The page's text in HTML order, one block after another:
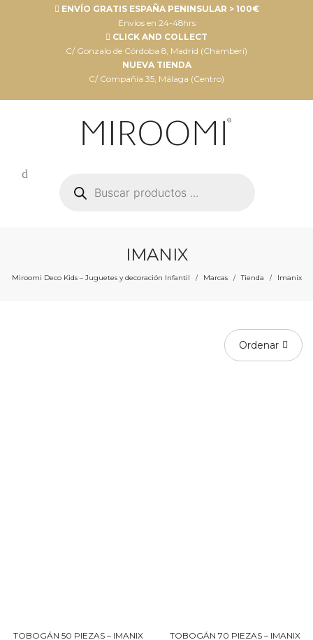
ENVÍO GRATIS ESPAÑA PENINSULAR > 100€
Envíos en 24-48hrs
CLICK AND COLLECT
C/ Gonzalo de Córdoba 8, Madrid (Chamberí)
NUEVA TIENDA
C/ Compañia 35, Málaga (Centro)
productos
IMANIX
Miroomi Deco Kids – Juguetes y decoración Infantil / Marcas / Tienda / Imanix
Ordenar
TOBOGÁN 50 PIEZAS – IMANIX TOBOGÁN 70 PIEZAS – IMANIX